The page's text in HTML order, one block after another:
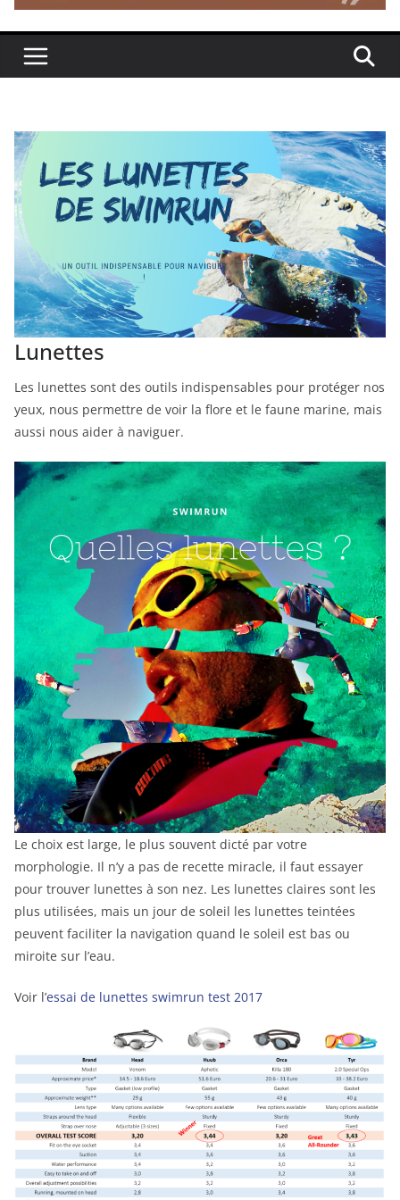
Lunettes
Les lunettes sont des outils indispensables pour protéger nos
yeux, nous permettre de voir la flore et le faune marine, mais
aussi nous aider à naviguer.
Le choix est large, le plus souvent dicté par votre
morphologie. Il n’y a pas de recette miracle, il faut essayer
pour trouver lunettes à son nez. Les lunettes claires sont les
plus utilisées, mais un jour de soleil les lunettes teintées
peuvent faciliter la navigation quand le soleil est bas ou
miroite sur l’eau.
Voir l’essai de lunettes swimrun test 2017